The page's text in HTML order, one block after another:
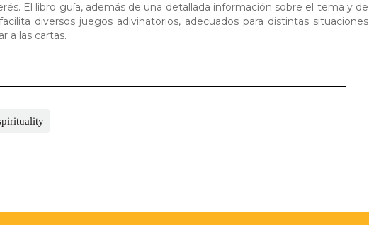
El libro guía, además de una detallada información sobre el tema y de
diversos juegos adivinatorios, adecuados para distintas situaciones
a las cartas.